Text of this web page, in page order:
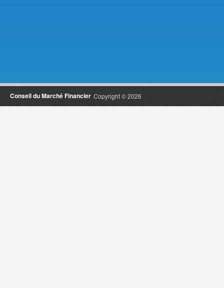
Copyright © 2026
Conseil du Marché Financier